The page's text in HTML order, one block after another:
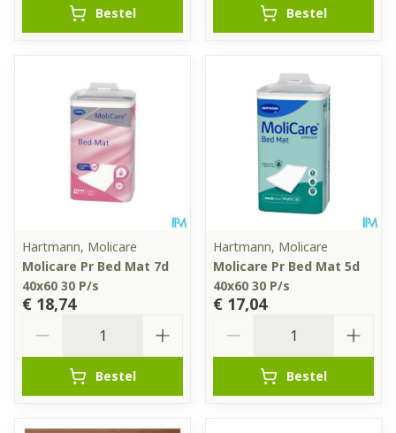
Bestel Bestel
Hartmann, Molicare
Molicare Pr Bed Mat 7d
40x60 30 P/s
€ 18,74
Bestel
Hartmann, Molicare
Molicare Pr Bed Mat 5d
40x60 30 P/s
€ 17,04
Bestel